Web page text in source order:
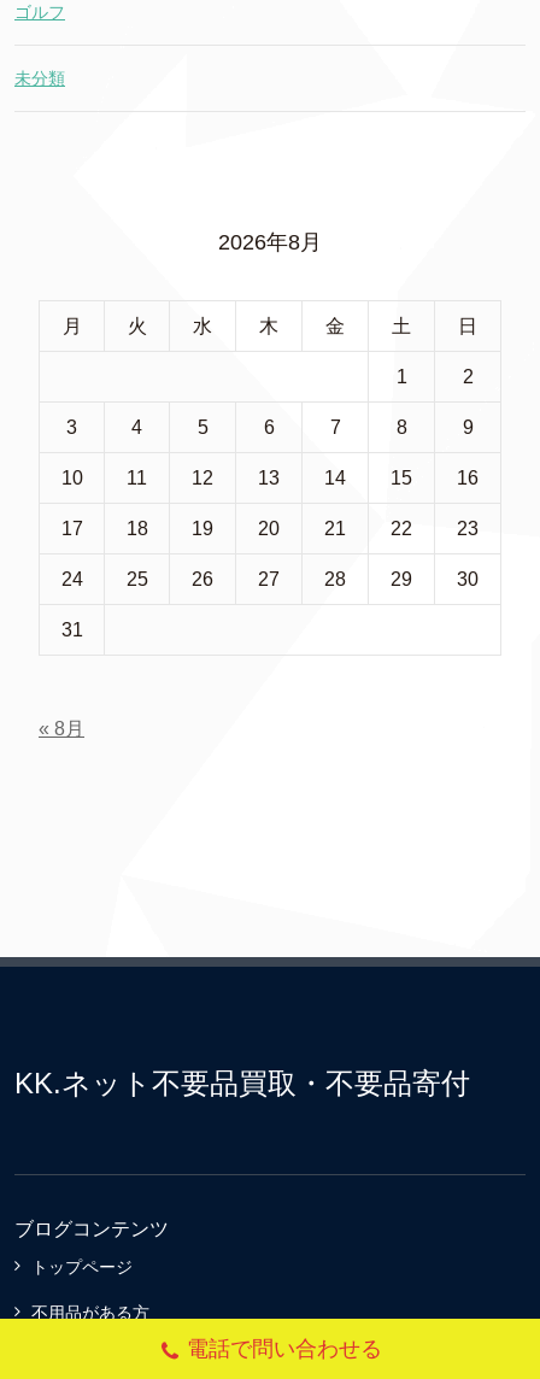
ゴルフ
未分類
2026年8月
月 火 水 木 金 土 日
1 2
3 4 5 6 7 8 9
10 11 12 13 14 15 16
17 18 19 20 21 22 23
24 25 26 27 28 29 30
31
« 8月
KK.ネット不要品買取・不要品寄付
ブログコンテンツ
トップページ
不用品がある方
不用品回収料金プラン電話で問い合わせる